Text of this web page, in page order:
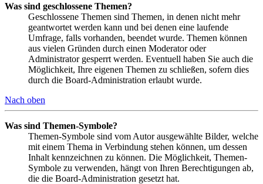
Was sind geschlossene Themen?
Geschlossene Themen sind Themen, in denen nicht mehr
geantwortet werden kann und bei denen eine laufende
Umfrage, falls vorhanden, beendet wurde. Themen können
aus vielen Gründen durch einen Moderator oder
Administrator gesperrt werden. Eventuell haben Sie auch die
Möglichkeit, Ihre eigenen Themen zu schließen, sofern dies
durch die Board-Administration erlaubt wurde.
Nach oben
Was sind Themen-Symbole?
Themen-Symbole sind vom Autor ausgewählte Bilder, welche
mit einem Thema in Verbindung stehen können, um dessen
Inhalt kennzeichnen zu können. Die Möglichkeit, Themen-
Symbole zu verwenden, hängt von Ihren Berechtigungen ab,
die die Board-Administration gesetzt hat.